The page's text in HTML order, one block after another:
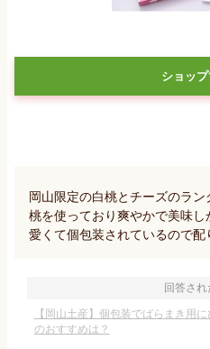
ショッ
岡山限定の白桃とチーズのラ
桃を使っており爽やかで美味
愛くて個包装されているので配
回答され
【岡山土産】個包装でばらまき用
のおすすめは？